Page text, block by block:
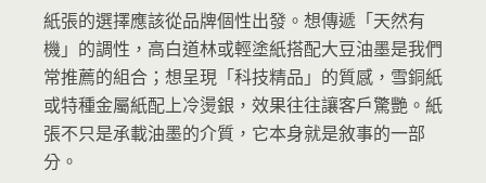
紙張的選擇應該從品牌個性出發。想傳遞「天然有
機」的調性，高白道林或輕塗紙搭配大豆油墨是我們
常推薦的組合；想呈現「科技精品」的質感，雪銅紙
或特種金屬紙配上冷燙銀，效果往往讓客戶驚艷。紙
張不只是承載油墨的介質，它本身就是敘事的一部
分。